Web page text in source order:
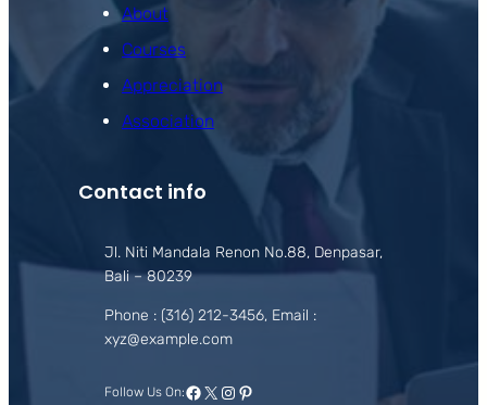
About
Courses
Appreciation
Association
Contact info
Jl. Niti Mandala Renon No.88, Denpasar,
Bali – 80239
Phone : (316) 212-3456, Email :
xyz@example.com
Follow Us On:Facebook
X Instagram
Pinterest